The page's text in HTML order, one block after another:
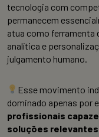
tecnologia com
permanecem
atua como ferramenta
analítica e
julgamento humano.
Esse movimento
dominado apenas por
profissionais
soluções